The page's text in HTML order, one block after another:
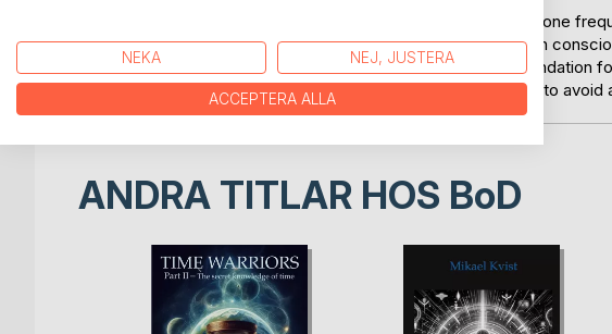
A new energy pattern is emerging on Earth. It is based on one
times. The emerging flower-like pattern will change human
means a common time. The new common time is the foundation
war. No affiliated group needs to fight for its time in order to
ANDRA TITLAR HOS BoD
NEKA NEJ, JUSTERA
ACCEPTERA ALLA